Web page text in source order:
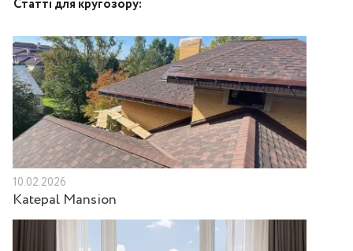
Статті для кругозору:
10.02.2026
Katepal Mansion